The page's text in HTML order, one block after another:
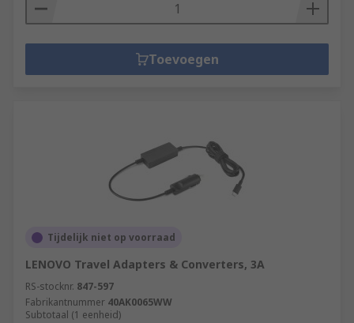
Toevoegen
Tijdelijk niet op voorraad
LENOVO Travel Adapters & Converters, 3A
RS-stocknr. 847-597
Fabrikantnummer 40AK0065WW
Subtotaal (1 eenheid)